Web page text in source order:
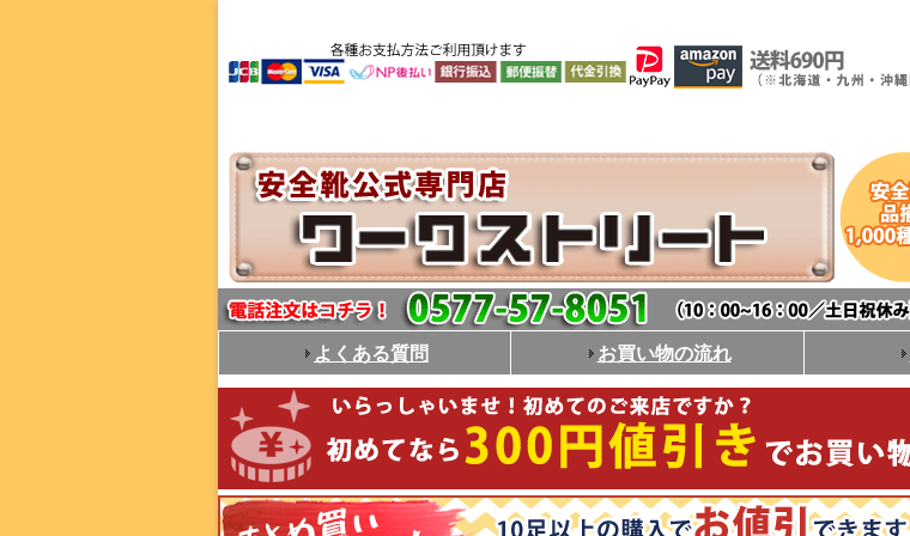
よくある質問 お買い物の流れ